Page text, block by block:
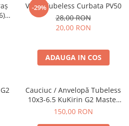
plata-
-29%
Valva Tubeless Curbata PV50
28,00 RON
20,00 RON
ADAUGA IN COS
Cauciuc / Anvelopă Tubeless
10x3-6.5 KuKirin G2 Master
(Modele 2025+) – Profil Mixt
150,00 RON